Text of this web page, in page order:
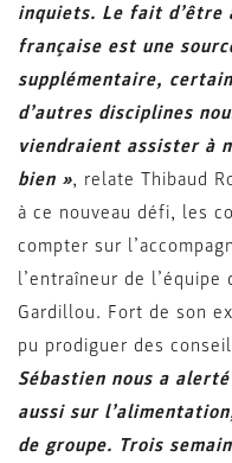
inquiets. Le fait d’être
française est une
supplémentaire,
d’autres disciplines
viendraient assister à
bien », relate Thibaud
à ce nouveau défi, les
compter sur
l’entraîneur de l’équipe
Gardillou. Fort de son
pu prodiguer des
Sébastien nous a
aussi sur
de groupe. Trois